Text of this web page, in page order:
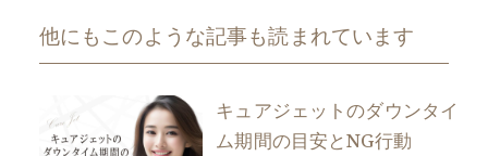
他にもこのような記事も読まれています
キュアジェットのダウンタイ
ム期間の目安とNG行動